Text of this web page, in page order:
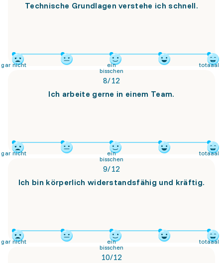
Technische Grundlagen verstehe ich schnell.
gar nicht
ein
bisschen
totaaal
8/12
Ich arbeite gerne in einem Team.
gar nicht
ein
bisschen
totaaal
9/12
Ich bin körperlich widerstandsfähig und kräftig.
gar nicht
ein
bisschen
totaaal
10/12